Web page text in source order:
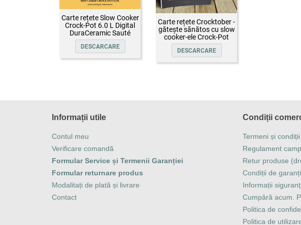
Carte rețete Slow Cooker
Crock-Pot 6.0 L Digital
DuraCeramic Sauté
DESCARCARE
Carte rețete Crocktober -
gătește sănătos cu slow
cooker-ele Crock-Pot
DESCARCARE
Informații utile
Contul meu
Verificare comandă
Formular Service și Termenii Garanției
Formular returnare produs
Modalitați de plată și livrare
Contact
Condiții
Termeni și
Regulament
Retur produse
Condiții de
Informații
Cumpără acum.
Politica de
Politica de